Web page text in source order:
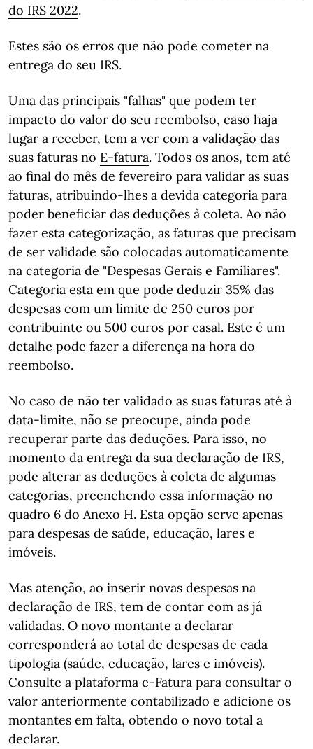
do IRS 2022.
Estes são os erros que não pode cometer na
entrega do seu IRS.
Uma das principais "falhas" que podem ter
impacto do valor do seu reembolso, caso haja
lugar a receber, tem a ver com a validação das
suas faturas no E-fatura. Todos os anos, tem até
ao final do mês de fevereiro para validar as suas
faturas, atribuindo-lhes a devida categoria para
poder beneficiar das deduções à coleta. Ao não
fazer esta categorização, as faturas que precisam
de ser validade são colocadas automaticamente
na categoria de "Despesas Gerais e Familiares".
Categoria esta em que pode deduzir 35% das
despesas com um limite de 250 euros por
contribuinte ou 500 euros por casal. Este é um
detalhe pode fazer a diferença na hora do
reembolso.
No caso de não ter validado as suas faturas até à
data-limite, não se preocupe, ainda pode
recuperar parte das deduções. Para isso, no
momento da entrega da sua declaração de IRS,
pode alterar as deduções à coleta de algumas
categorias, preenchendo essa informação no
quadro 6 do Anexo H. Esta opção serve apenas
para despesas de saúde, educação, lares e
imóveis.
Mas atenção, ao inserir novas despesas na
declaração de IRS, tem de contar com as já
validadas. O novo montante a declarar
corresponderá ao total de despesas de cada
tipologia (saúde, educação, lares e imóveis).
Consulte a plataforma e-Fatura para consultar o
valor anteriormente contabilizado e adicione os
montantes em falta, obtendo o novo total a
declarar.